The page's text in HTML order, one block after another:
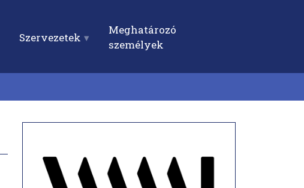
Szervezetek
Meghatározó
személyek